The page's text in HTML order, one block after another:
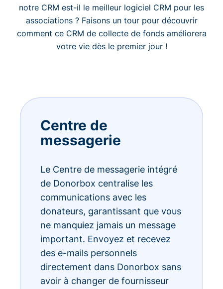
notre CRM est-il le meilleur logiciel CRM pour les
associations ? Faisons un tour pour découvrir
comment ce CRM de collecte de fonds améliorera
votre vie dès le premier jour !
Centre de
messagerie
Le Centre de messagerie intégré
de Donorbox centralise les
communications avec les
donateurs, garantissant que vous
ne manquiez jamais un message
important. Envoyez et recevez
des e-mails personnels
directement dans Donorbox sans
avoir à changer de fournisseur